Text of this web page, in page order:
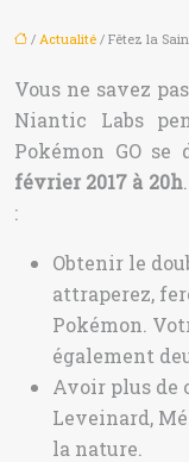
/ Actualité / Fêtez la
Vous ne savez
Niantic Labs
Pokémon GO se
février 2017 à 20h
:
Obtenir le
attraperez,
Pokémon.
également
Avoir plus de
Leveinard,
la nature.